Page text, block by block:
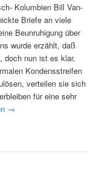
Kolum­bi­en Bill Van­
Brie­fe an vie­le
Beun­ru­hi­gung über
wur­de erzählt, daß
doch nun ist es klar,
Kon­dens­strei­fen
ver­tei­len sie sich
für eine sehr
→